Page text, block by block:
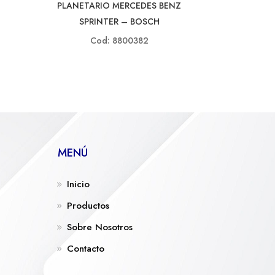
PLANETARIO MERCEDES BENZ
SPRINTER – BOSCH
Cod: 8800382
MENÚ
Inicio
Productos
Sobre Nosotros
Contacto